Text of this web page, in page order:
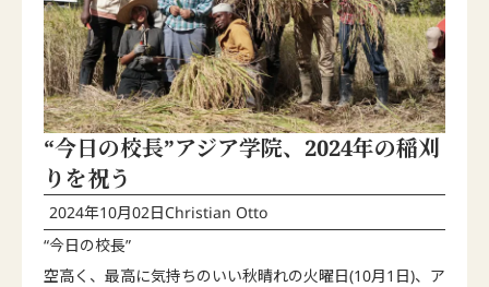
“今日の校長”アジア学院、2024年の稲刈
りを祝う
2024年10月02日Christian Otto
“今日の校長”
空高く、最高に気持ちのいい秋晴れの火曜日(10月1日)、ア